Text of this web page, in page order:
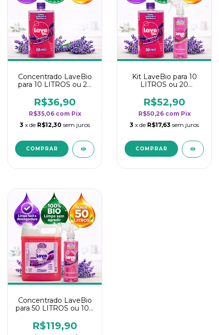
Concentrado LaveBio
para 10 LITROS ou 20
rendimento da
categoria - Lavanda
R$36,90
R$35,06 com Pix
3 x de R$12,30 sem juros
Kit LaveBio para 10
LITROS ou 20
rendimento da
categoria - Lavanda
R$52,90
R$50,26 com Pix
3 x de R$17,63 sem juros
Concentrado LaveBio
para 50 LITROS ou 100
rendimento da
categoria - Lavanda
R$119,90